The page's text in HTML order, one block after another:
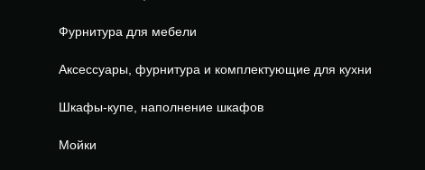
Фурнитура для мебели
Аксессуары, фурнитура и комплектующие для кухни
Шкафы-купе, наполнение шкафов
Мойки